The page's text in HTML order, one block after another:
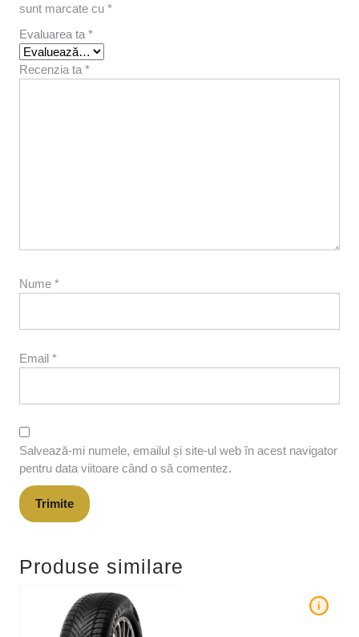
sunt marcate cu *
Evaluarea ta *
Recenzia ta *
Nume *
Email *
Salvează-mi numele, emailul și site-ul web în acest navigator
pentru data viitoare când o să comentez.
Produse similare
i